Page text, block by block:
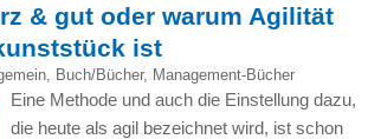
& gut oder warum Agilität
ist
, Buch/Bücher, Management-Bücher
Eine Methode und auch die Einstellung dazu,
die heute als agil bezeichnet wird, ist schon